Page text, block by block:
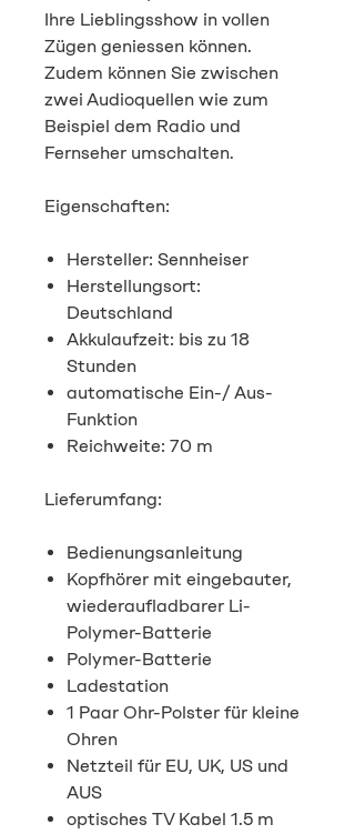
Ihre Lieblingsshow in vollen
Zügen geniessen können.
Zudem können Sie zwischen
zwei Audioquellen wie zum
Beispiel dem Radio und
Fernseher umschalten.
Eigenschaften:
Hersteller: Sennheiser
Herstellungsort:
Deutschland
Akkulaufzeit: bis zu 18
Stunden
automatische Ein-/ Aus-
Funktion
Reichweite: 70 m
Lieferumfang:
Bedienungsanleitung
Kopfhörer mit eingebauter,
wiederaufladbarer Li-
Polymer-Batterie
Polymer-Batterie
Ladestation
1 Paar Ohr-Polster für kleine
Ohren
Netzteil für EU, UK, US und
AUS
optisches TV Kabel 1.5 m